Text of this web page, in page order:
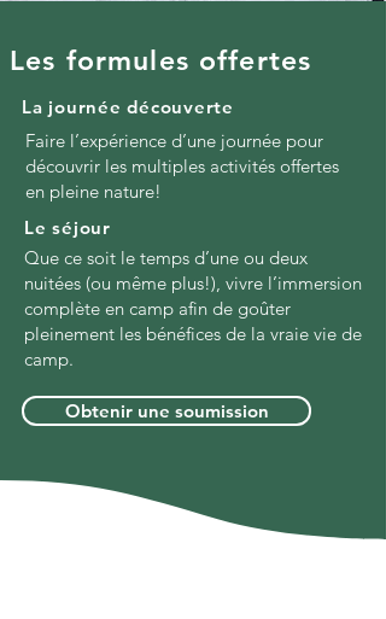
Les formules offertes
La journée découverte
Faire l’expérience d’une journée pour
découvrir les multiples activités offertes
en pleine nature!
Le séjour
Que ce soit le temps d’une ou deux
nuitées (ou même plus!), vivre l’immersion
complète en camp afin de goûter
pleinement les bénéfices de la vraie vie de
camp.
Obtenir une soumission